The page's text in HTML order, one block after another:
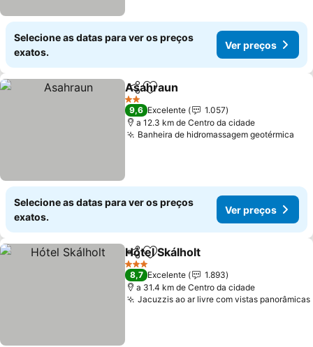
Selecione as datas para ver os preços
exatos.
Ver preços
PartilharAdicionar aos favoritos
Asahraun
2 Estrelas
9,6 Excelente
1.057
a 12.3 km de Centro da cidade
Banheira de hidromassagem geotérmica
Selecione as datas para ver os preços
exatos.
Ver preços
PartilharAdicionar aos favoritos
Hótel Skálholt
3 Estrelas
8,7 Excelente
1.893
a 31.4 km de Centro da cidade
Jacuzzis ao ar livre com vistas panorâmicas